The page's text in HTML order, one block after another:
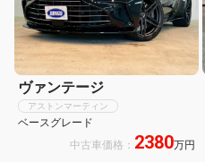
ヴァンテージ
アストンマーティン
ベースグレード
中古車価格： 2380万円